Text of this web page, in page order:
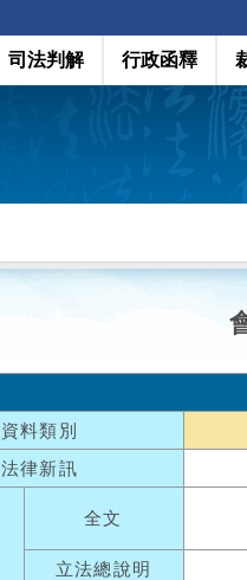
司法判解 行政函釋
資料類別
法律新訊
全文
立法總說明